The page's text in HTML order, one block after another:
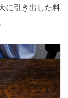
に引き出した料